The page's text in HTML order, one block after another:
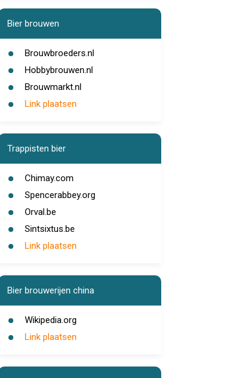
Bier brouwen
Brouwbroeders.nl
Hobbybrouwen.nl
Brouwmarkt.nl
Link plaatsen
Trappisten bier
Chimay.com
Spencerabbey.org
Orval.be
Sintsixtus.be
Link plaatsen
Bier brouwerijen china
Wikipedia.org
Link plaatsen